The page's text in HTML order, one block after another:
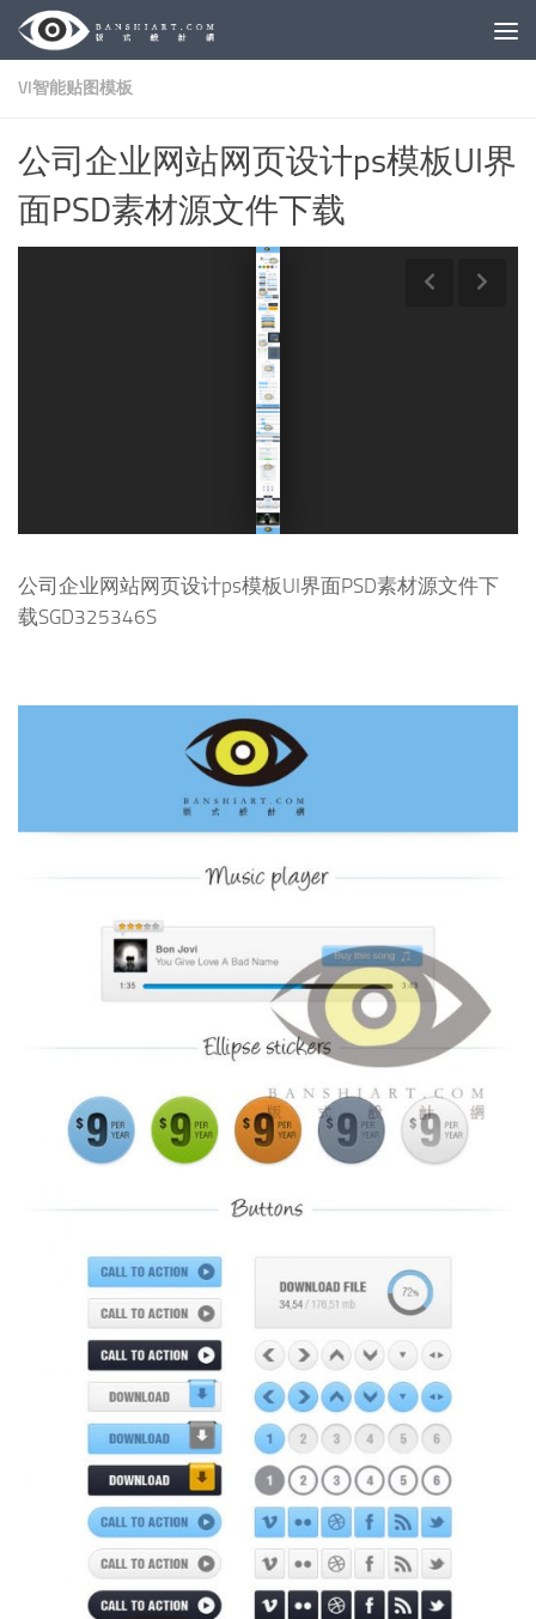
Skip to content
VI智能贴图模板
公司企业网站网页设计ps模板UI界
面PSD素材源文件下载
公司企业网站网页设计ps模板UI界面PSD素材源文件下
载SGD325346S